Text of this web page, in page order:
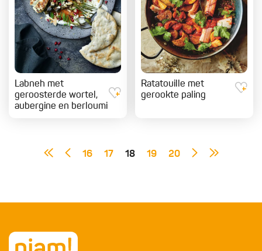
Labneh met
geroosterde wortel,
aubergine en berloumi
Ratatouille met
gerookte paling
16 17 18 19 20